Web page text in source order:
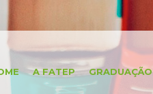
A FATEP GRADUAÇÃO